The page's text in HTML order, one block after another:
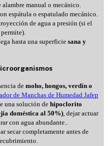
manual o mecánico.
espátula o espatulado mecánico.
de agua a presión (si el
hasta una superficie sana y
demoho, hongos, verdín o
de Manchas de Humedad Jafep
una solución de hipoclorito
doméstica al 50%) , dejar actuar
con agua abundante.
secar completamente antes de